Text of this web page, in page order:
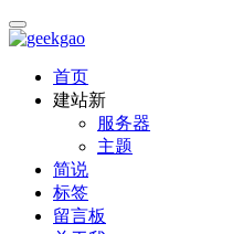
首页
建站新
服务器
主题
简说
标签
留言板